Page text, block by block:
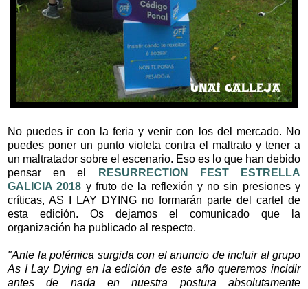
No puedes ir con la feria y venir con los del mercado. No
puedes poner un punto violeta contra el maltrato y tener a
un maltratador sobre el escenario. Eso es lo que han debido
pensar en el
RESURRECTION FEST ESTRELLA
GALICIA 2018 y fruto de la reflexión y no sin presiones y
críticas, AS I LAY DYING no formarán parte del cartel de
esta edición. Os dejamos el comunicado que la
organización ha publicado al respecto.
"Ante la polémica surgida con el anuncio de incluir al grupo
As I Lay Dying en la edición de este año queremos incidir
antes de nada en nuestra postura absolutamente